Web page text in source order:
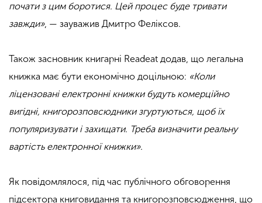
почати з цим боротися. Цей процес буде тривати
завжди», — зауважив Дмитро Феліксов.
Також засновник книгарні Readeat додав, що легальна
книжка має бути економічно доцільною: «Коли
ліцензовані електронні книжки будуть комерційно
вигідні, книгорозповсюдники згуртуються, щоб їх
популяризувати і захищати. Треба визначити реальну
вартість електронної книжки».
Як повідомлялося, під час публічного обговорення
підсектора книговидання та книгорозповсюдження, що